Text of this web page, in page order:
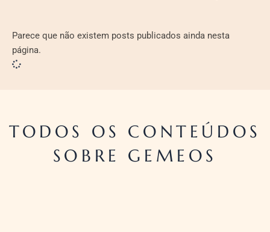
Parece que não existem posts publicados ainda nesta
página.
TODOS OS CONTEÚDOS
SOBRE GEMEOS